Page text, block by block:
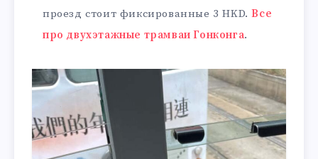
проезд стоит фиксированные 3 HKD.Все
про двухэтажные трамваи Гонконга.